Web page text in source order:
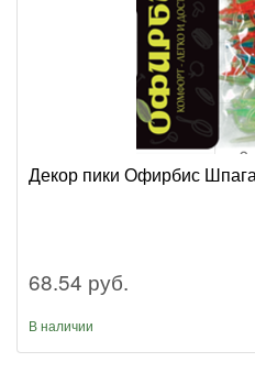
Декор пики Офирбис
68.54 руб.
В наличии